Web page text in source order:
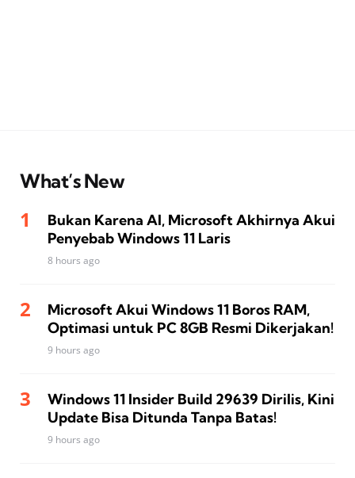
What’s New
Bukan Karena AI, Microsoft Akhirnya Akui
Penyebab Windows 11 Laris
8 hours ago
Microsoft Akui Windows 11 Boros RAM,
Optimasi untuk PC 8GB Resmi Dikerjakan!
9 hours ago
Windows 11 Insider Build 29639 Dirilis, Kini
Update Bisa Ditunda Tanpa Batas!
9 hours ago